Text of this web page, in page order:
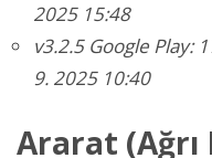
2025 15:48
v3.2.5 Google Play:
9. 2025 10:40
Ararat (Ağrı